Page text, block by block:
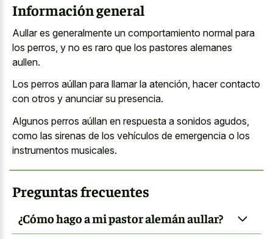
Información general
Aullar es generalmente un comportamiento normal para
los perros, y no es raro que los pastores alemanes
aullen.
Los perros aúllan para llamar la atención, hacer contacto
con otros y anunciar su presencia.
Algunos perros aúllan en respuesta a sonidos agudos,
como las sirenas de los vehículos de emergencia o los
instrumentos musicales.
Preguntas frecuentes
¿Cómo hago a mi pastor alemán aullar?